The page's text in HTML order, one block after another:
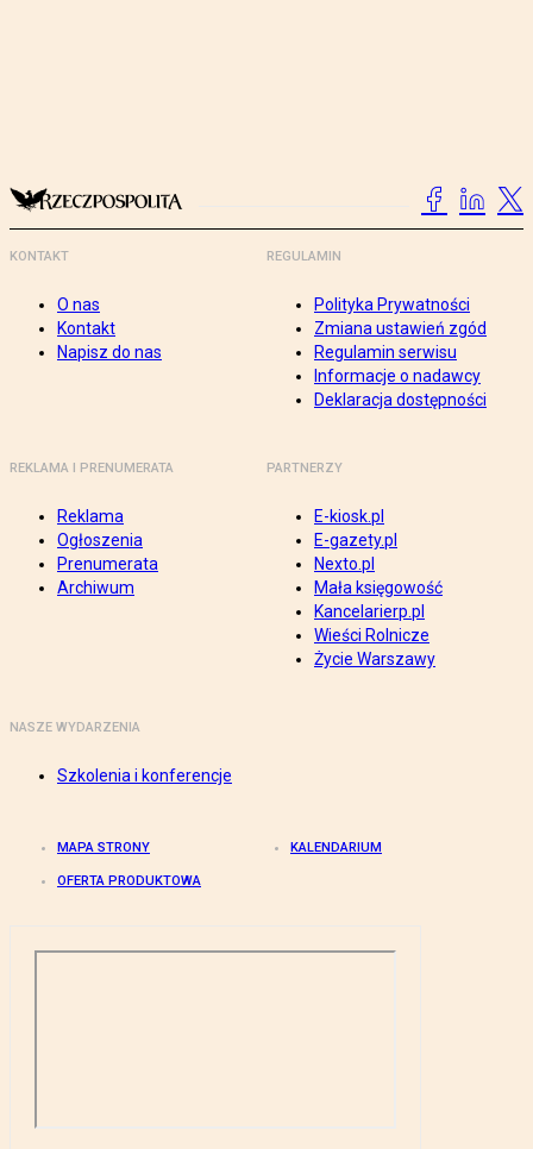
KONTAKT
O nas
Kontakt
Napisz do nas
REGULAMIN
Polityka Prywatności
Zmiana ustawień zgód
Regulamin serwisu
Informacje o nadawcy
Deklaracja dostępności
REKLAMA I PRENUMERATA
Reklama
Ogłoszenia
Prenumerata
Archiwum
PARTNERZY
E-kiosk.pl
E-gazety.pl
Nexto.pl
Mała księgowość
Kancelarierp.pl
Wieści Rolnicze
Życie Warszawy
NASZE WYDARZENIA
Szkolenia i konferencje
MAPA STRONY KALENDARIUM
OFERTA PRODUKTOWA